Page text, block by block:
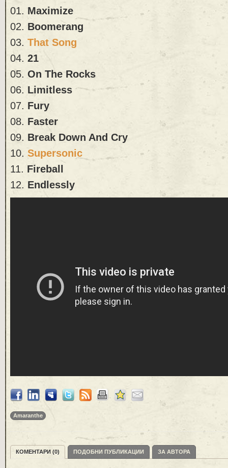
01. Maximize
02. Boomerang
03. That Song
04. 21
05. On The Rocks
06. Limitless
07. Fury
08. Faster
09. Break Down And Cry
10. Supersonic
11. Fireball
12. Endlessly
Amaranthe
КОМЕНТАРИ (0) ПОДОБНИ ПУБЛИКАЦИИ ЗА АВТОРА